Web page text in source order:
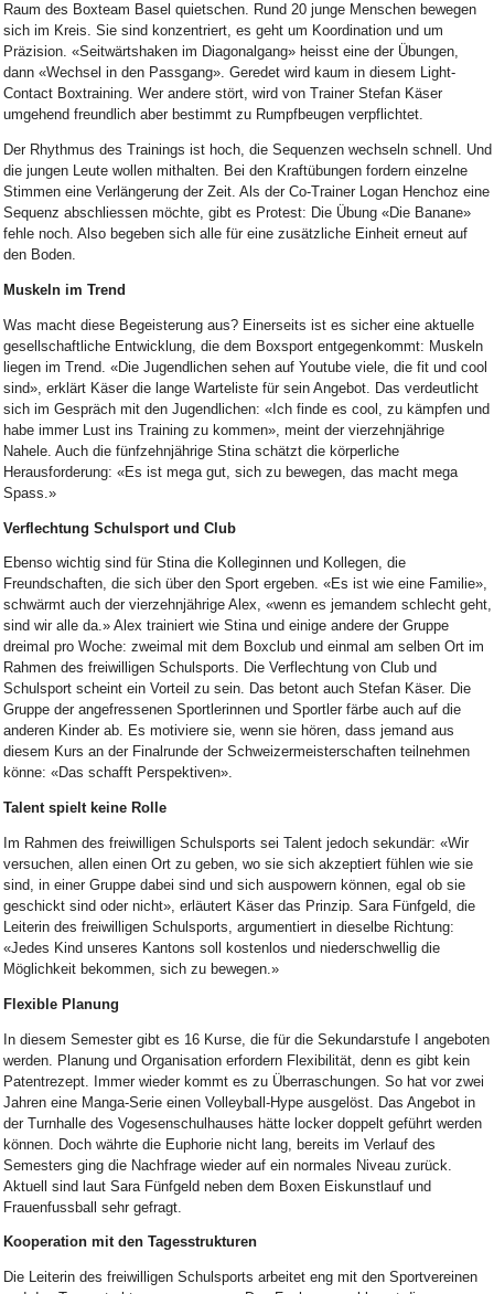
Raum des Boxteam Basel quietschen. Rund 20 junge Menschen bewegen
sich im Kreis. Sie sind konzentriert, es geht um Koordination und um
Präzision. «Seitwärtshaken im Diagonalgang» heisst eine der Übungen,
dann «Wechsel in den Passgang». Geredet wird kaum in diesem Light-
Contact Boxtraining. Wer andere stört, wird von Trainer Stefan Käser
umgehend freundlich aber bestimmt zu Rumpfbeugen verpflichtet.
Der Rhythmus des Trainings ist hoch, die Sequenzen wechseln schnell. Und
die jungen Leute wollen mithalten. Bei den Kraftübungen fordern einzelne
Stimmen eine Verlängerung der Zeit. Als der Co-Trainer Logan Henchoz eine
Sequenz abschliessen möchte, gibt es Protest: Die Übung «Die Banane»
fehle noch. Also begeben sich alle für eine zusätzliche Einheit erneut auf
den Boden.
Muskeln im Trend
Was macht diese Begeisterung aus? Einerseits ist es sicher eine aktuelle
gesellschaftliche Entwicklung, die dem Boxsport entgegenkommt: Muskeln
liegen im Trend. «Die Jugendlichen sehen auf Youtube viele, die fit und cool
sind», erklärt Käser die lange Warteliste für sein Angebot. Das verdeutlicht
sich im Gespräch mit den Jugendlichen: «Ich finde es cool, zu kämpfen und
habe immer Lust ins Training zu kommen», meint der vierzehnjährige
Nahele. Auch die fünfzehnjährige Stina schätzt die körperliche
Herausforderung: «Es ist mega gut, sich zu bewegen, das macht mega
Spass.»
Verflechtung Schulsport und Club
Ebenso wichtig sind für Stina die Kolleginnen und Kollegen, die
Freundschaften, die sich über den Sport ergeben. «Es ist wie eine Familie»,
schwärmt auch der vierzehnjährige Alex, «wenn es jemandem schlecht geht,
sind wir alle da.» Alex trainiert wie Stina und einige andere der Gruppe
dreimal pro Woche: zweimal mit dem Boxclub und einmal am selben Ort im
Rahmen des freiwilligen Schulsports. Die Verflechtung von Club und
Schulsport scheint ein Vorteil zu sein. Das betont auch Stefan Käser. Die
Gruppe der angefressenen Sportlerinnen und Sportler färbe auch auf die
anderen Kinder ab. Es motiviere sie, wenn sie hören, dass jemand aus
diesem Kurs an der Finalrunde der Schweizermeisterschaften teilnehmen
könne: «Das schafft Perspektiven».
Talent spielt keine Rolle
Im Rahmen des freiwilligen Schulsports sei Talent jedoch sekundär: «Wir
versuchen, allen einen Ort zu geben, wo sie sich akzeptiert fühlen wie sie
sind, in einer Gruppe dabei sind und sich auspowern können, egal ob sie
geschickt sind oder nicht», erläutert Käser das Prinzip. Sara Fünfgeld, die
Leiterin des freiwilligen Schulsports, argumentiert in dieselbe Richtung:
«Jedes Kind unseres Kantons soll kostenlos und niederschwellig die
Möglichkeit bekommen, sich zu bewegen.»
Flexible Planung
In diesem Semester gibt es 16 Kurse, die für die Sekundarstufe I angeboten
werden. Planung und Organisation erfordern Flexibilität, denn es gibt kein
Patentrezept. Immer wieder kommt es zu Überraschungen. So hat vor zwei
Jahren eine Manga-Serie einen Volleyball-Hype ausgelöst. Das Angebot in
der Turnhalle des Vogesenschulhauses hätte locker doppelt geführt werden
können. Doch währte die Euphorie nicht lang, bereits im Verlauf des
Semesters ging die Nachfrage wieder auf ein normales Niveau zurück.
Aktuell sind laut Sara Fünfgeld neben dem Boxen Eiskunstlauf und
Frauenfussball sehr gefragt.
Kooperation mit den Tagesstrukturen
Die Leiterin des freiwilligen Schulsports arbeitet eng mit den Sportvereinen